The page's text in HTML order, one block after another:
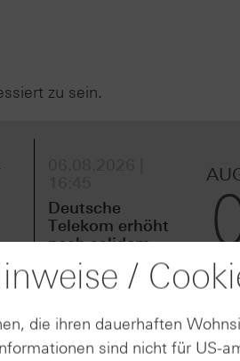
zu sein.
Deutsche
Telekom erhöht
nach solidem
zweiten Quartal
den Barmittel-
/
die ihren dauerhaften
sind nicht für US-